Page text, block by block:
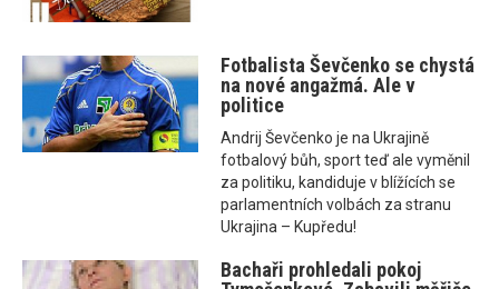
Fotbalista Ševčenko se chystá
na nové angažmá. Ale v
politice
Andrij Ševčenko je na Ukrajině
fotbalový bůh, sport teď ale vyměnil
za politiku, kandiduje v blížících se
parlamentních volbách za stranu
Ukrajina – Kupředu!
Bachaři prohledali pokoj